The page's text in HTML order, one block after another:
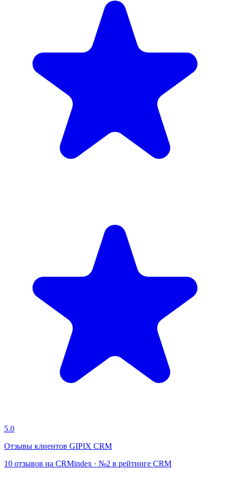
5.0
Отзывы клиентов GIPIX CRM
10 отзывов на CRMindex · №2 в рейтинге CRM